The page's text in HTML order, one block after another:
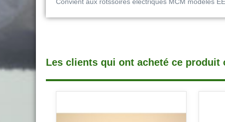
Les clients qui ont acheté ce produit